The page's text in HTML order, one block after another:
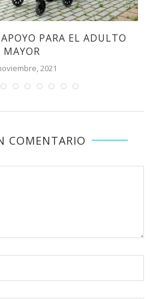
PARA EL ADULTO
MAYOR
2021
COMENTARIO